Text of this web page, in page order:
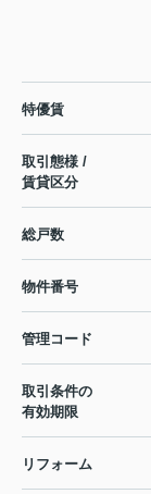
特優賃
取引態様 /
賃貸区分
総戸数
物件番号
管理コード
取引条件の
有効期限
リフォーム